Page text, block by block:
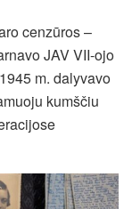
cenzūros –
JAV VII-ojo
m. dalyvavo
kumščiu